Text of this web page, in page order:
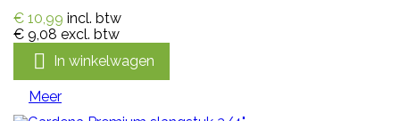
€ 10,99 incl. btw
€ 9,08 excl. btw
 In winkelwagen
Meer